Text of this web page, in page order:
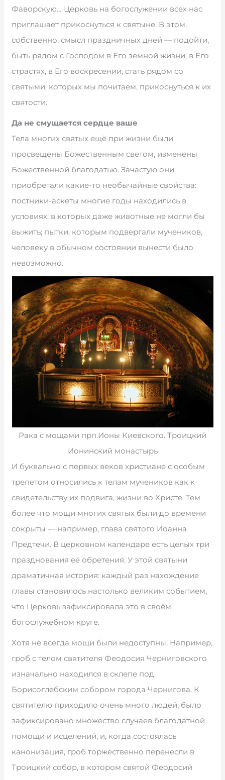
Фаворскую… Церковь на богослужении всех нас
приглашает прикоснуться к святыне. В этом,
собственно, смысл праздничных дней — подойти,
быть рядом с Господом в Его земной жизни, в Его
страстях, в Его воскресении, стать рядом со
святыми, которых мы почитаем, прикоснуться к их
святости.
Да не смущается сердце ваше
Тела многих святых ещё при жизни были
просвещены Божественным светом, изменены
Божественной благодатью. Зачастую они
приобретали какие-то необычайные свойства:
постники-аскеты многие годы находились в
условиях, в которых даже животные не могли бы
выжить; пытки, которым подвергали мучеников,
человеку в обычном состоянии вынести было
невозможно.
Рака с мощами прп.Ионы Киевского. Троицкий
Ионинский монастырь
И буквально с первых веков христиане с особым
трепетом относились к телам мучеников как к
свидетельству их подвига, жизни во Христе. Тем
более что мощи многих святых были до времени
сокрыты — например, глава святого Иоанна
Предтечи. В церковном календаре есть целых три
празднования её обретения. У этой святыни
драматичная история: каждый раз нахождение
главы становилось настолько великим событием,
что Церковь зафиксировала это в своём
богослужебном круге.
Хотя не всегда мощи были недоступны. Например,
гроб с телом святителя Феодосия Черниговского
изначально находился в склепе под
Борисоглебским собором города Чернигова. К
святителю приходило очень много людей, было
зафиксировано множество случаев благодатной
помощи и исцелений, и, когда состоялась
канонизация, гроб торжественно перенесли в
Троицкий собор, в котором святой Феодосий